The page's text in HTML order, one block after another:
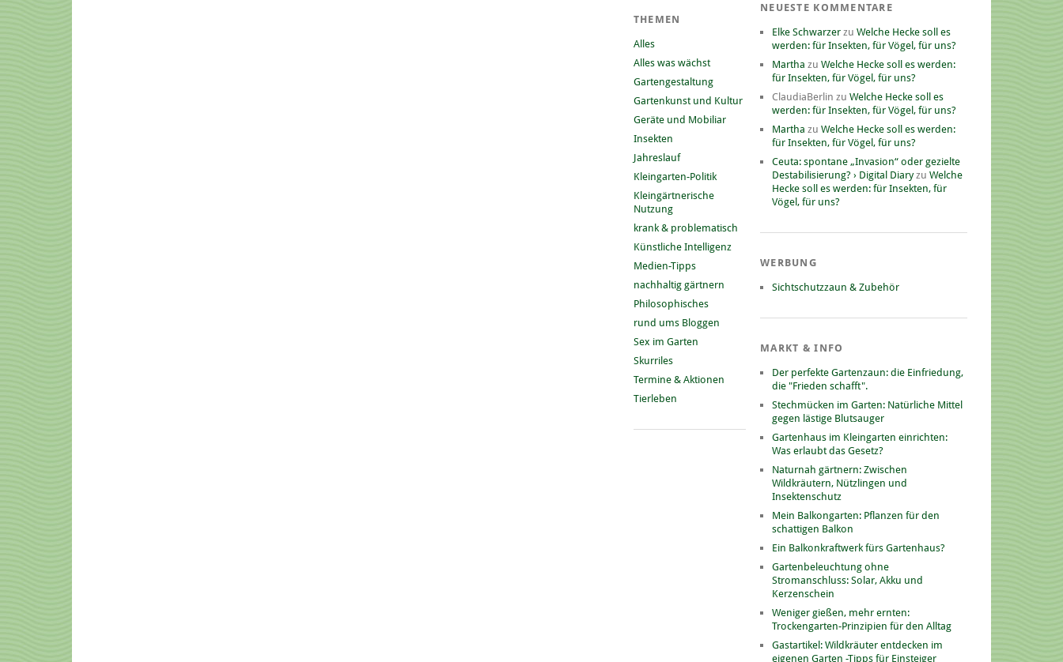
THEMEN
Alles
Alles was wächst
Gartengestaltung
Gartenkunst und Kultur
Geräte und Mobiliar
Insekten
Jahreslauf
Kleingarten-Politik
Kleingärtnerische
Nutzung
krank & problematisch
Künstliche Intelligenz
Medien-Tipps
nachhaltig gärtnern
Philosophisches
rund ums Bloggen
Sex im Garten
Skurriles
Termine & Aktionen
Tierleben
NEUESTE KOMMENTARE
Elke Schwarzer zu Welche Hecke soll es
werden: für Insekten, für Vögel, für uns?
Martha zu Welche Hecke soll es werden:
für Insekten, für Vögel, für uns?
ClaudiaBerlin zu Welche Hecke soll es
werden: für Insekten, für Vögel, für uns?
Martha zu Welche Hecke soll es werden:
für Insekten, für Vögel, für uns?
Ceuta: spontane „Invasion“ oder gezielte
Destabilisierung? › Digital Diaryzu Welche
Hecke soll es werden: für Insekten, für
Vögel, für uns?
WERBUNG
Sichtschutzzaun & Zubehör
MARKT & INFO
Der perfekte Gartenzaun: die Einfriedung,
die "Frieden schafft".
Stechmücken im Garten: Natürliche Mittel
gegen lästige Blutsauger
Gartenhaus im Kleingarten einrichten:
Was erlaubt das Gesetz?
Naturnah gärtnern: Zwischen
Wildkräutern, Nützlingen und
Insektenschutz
Mein Balkongarten: Pflanzen für den
schattigen Balkon
Ein Balkonkraftwerk fürs Gartenhaus?
Gartenbeleuchtung ohne
Stromanschluss: Solar, Akku und
Kerzenschein
Weniger gießen, mehr ernten:
Trockengarten-Prinzipien für den Alltag
Gastartikel: Wildkräuter entdecken im
eigenen Garten -Tipps für Einsteiger